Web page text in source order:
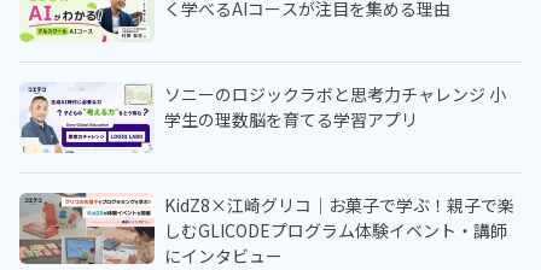
く学べるAIコースが注目を集める理由
ソニーのロジックラボと思考力チャレンジ 小
学生の理数脳を育てる学習アプリ
KidZ8×江崎グリコ｜お菓子で学ぶ！親子で楽
しむGLICODEプログラム体験イベント・講師
にインタビュー